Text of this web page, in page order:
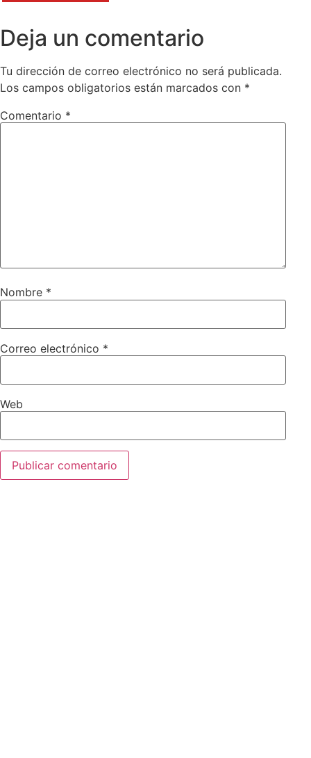
Deja un comentario
Tu dirección de correo electrónico no será publicada.
Los campos obligatorios están marcados con *
Comentario *
Nombre *
Correo electrónico *
Web